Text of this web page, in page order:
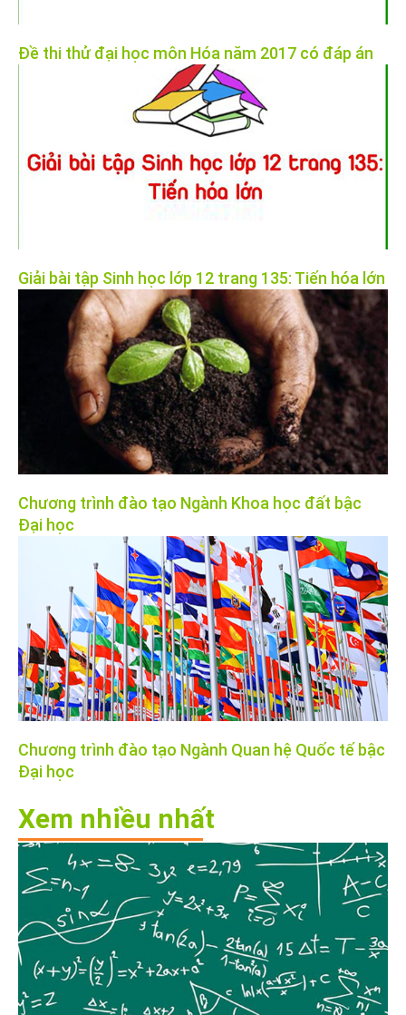
Đề thi thử đại học môn Hóa năm 2017 có đáp án
Giải bài tập Sinh học lớp 12 trang 135: Tiến hóa lớn
Chương trình đào tạo Ngành Khoa học đất bậc
Đại học
Chương trình đào tạo Ngành Quan hệ Quốc tế bậc
Đại học
Xem nhiều nhất